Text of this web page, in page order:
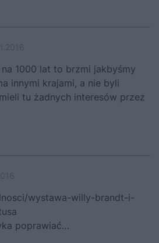
1000 lat to brzmi jakbyśmy
innymi krajami, a nie byli
tu żadnych interesów przez
wystawa-willy-brandt-i-
poprawiać…